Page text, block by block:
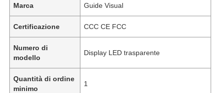
Marca Guide Visual
Certificazione CCC CE FCC
Numero di
modello
Display LED trasparente
Quantità di ordine
minimo
1